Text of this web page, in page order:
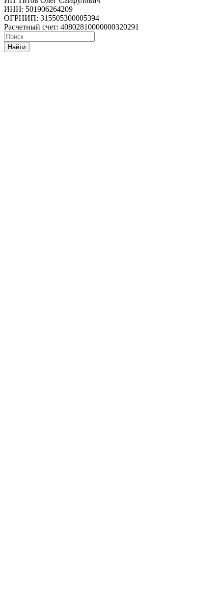
ИНН: 501906264209
ОГРНИП: 315505300005394
Расчетный счет: 40802810000000320291
Найти